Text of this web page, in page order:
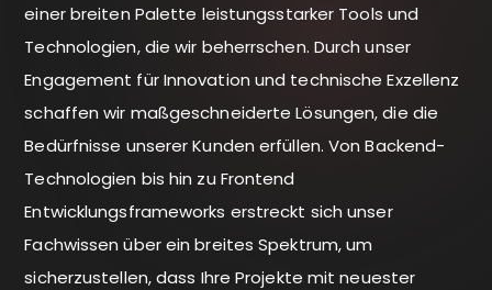
einer breiten Palette leistungsstarker Tools und
Technologien, die wir beherrschen. Durch unser
Engagement für Innovation und technische Exzellenz
schaffen wir maßgeschneiderte Lösungen, die die
Bedürfnisse unserer Kunden erfüllen. Von Backend-
Technologien bis hin zu Frontend
Entwicklungsframeworks erstreckt sich unser
Fachwissen über ein breites Spektrum, um
sicherzustellen, dass Ihre Projekte mit neuester